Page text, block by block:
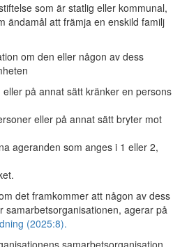
som är statlig eller kommunal,
ändamål att främja en enskild familj
om den eller någon av dess
på annat sätt kränker en persons
eller på annat sätt bryter mot
ageranden som anges i 1 eller 2,
det framkommer att någon av dess
samarbetsorganisationen, agerar på
(2025:8).
samarbetsorganisation